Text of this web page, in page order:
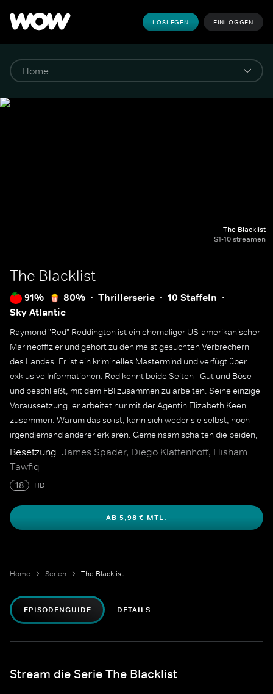
LOSLEGEN EINLOGGEN
The Blacklist
S1-10 streamen
The Blacklist
91% 80% Thrillerserie
10 Staffeln
Sky Atlantic
Raymond "Red" Reddington ist ein ehemaliger US-amerikanischer
Marineoffizier und gehört zu den meist gesuchten Verbrechern
des Landes. Er ist ein kriminelles Mastermind und verfügt über
exklusive Informationen. Red kennt beide Seiten - Gut und Böse -
und beschließt, mit dem FBI zusammen zu arbeiten. Seine einzige
Voraussetzung: er arbeitet nur mit der Agentin Elizabeth Keen
zusammen. Warum das so ist, kann sich weder sie selbst, noch
irgendjemand anderer erklären. Gemeinsam schalten die beiden,
der persönlichen "Blacklist" Reds entsprechend, einen Terroristen
nach dem anderen aus.
Besetzung James Spader, Diego Klattenhoff, Hisham
Tawfiq
18 HD
AB 5,98 € MTL.
Home Serien The Blacklist
EPISODENGUIDE DETAILS
Stream die Serie The Blacklist